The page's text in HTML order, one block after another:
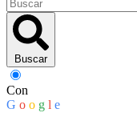
Buscar
Con
G o o g l e